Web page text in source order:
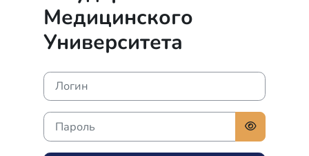
Медицинского
Университета
Логин
Пароль